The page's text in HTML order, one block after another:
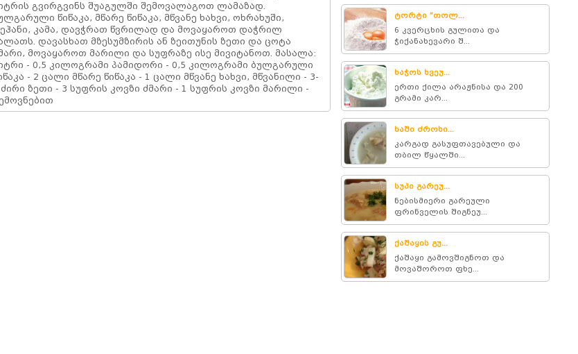
გვირგვინს შუაგულში შემოვალაგოთ ლამაზად.
წიწაკა, მწარე წიწაკა, მწვანე ხახვი, ოხრახუში,
კამა, დავჭრათ წვრილად და მოვაყაროთ დაჭრილ
დავასხათ მზესუმზირის ან ზეითუნის ზეთი და ცოტა
მოვაყაროთ მარილი და სუფრაზე ისე მივიტანოთ. მასალა:
- 0,5 კილოგრამი პამიდორი - 0,5 კილოგრამი ბულგარული
- 2 ცალი მწარე წიწაკა - 1 ცალი მწვანე ხახვი, მწვანილი - 3-
ძირი ზეთი - 3 სუფრის კოვზი ძმარი - 1 სუფრის კოვზი მარილი -
ტორტი ”თოლ...
6 კვერცხის გულითა და
ჭიქანახევარი შ...
ხაჭოს ხვეუ...
ერთი ქილა არაჟნისა და 200
გრამი კარ...
ხაში ძროხი...
კარგად გასუფთავებული და
თბილ წყალში...
სუპი გარეუ...
ნებისმიერი გარეული
ფრინველის შიგნეუ...
ქაშაყის გუ...
ქაშაყი გამოვშიგნოთ და
მოვაშოროთ ფხე...